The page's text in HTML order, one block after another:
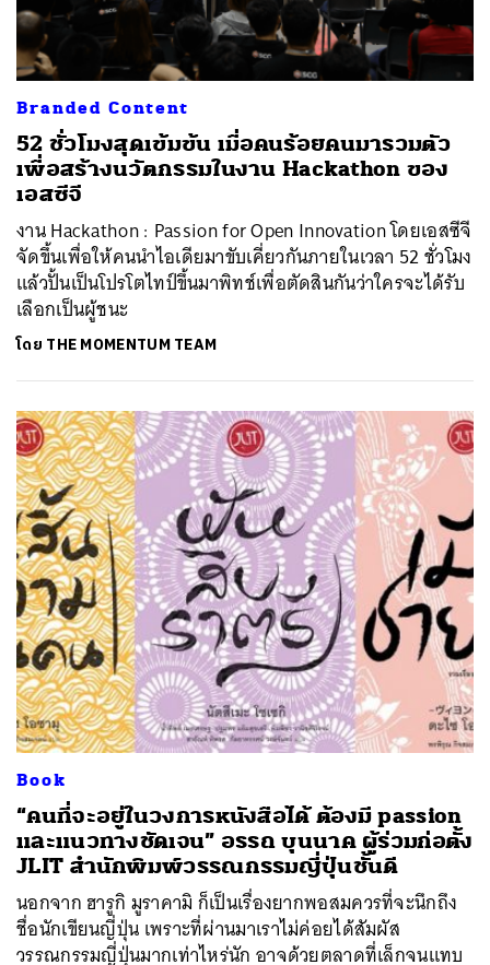
Branded Content
52 ชั่วโมงสุดเข้มข้น เมื่อคนร้อยคนมารวมตัว
เพื่อสร้างนวัตกรรมในงาน Hackathon ของ
เอสซีจี
งาน Hackathon : Passion for Open Innovation โดยเอสซีจี
จัดขึ้นเพื่อให้คนนำไอเดียมาขับเคี่ยวกันภายในเวลา 52 ชั่วโมง
แล้วปั้นเป็นโปรโตไทป์ขึ้นมาพิทช์เพื่อตัดสินกันว่าใครจะได้รับ
เลือกเป็นผู้ชนะ
โดย THE MOMENTUM TEAM
Book
“คนที่จะอยู่ในวงการหนังสือได้ ต้องมี passion
และแนวทางชัดเจน” อรรถ บุนนาค ผู้ร่วมก่อตั้ง
JLIT สำนักพิมพ์วรรณกรรมญี่ปุ่นชั้นดี
นอกจาก ฮารูกิ มูราคามิ ก็เป็นเรื่องยากพอสมควรที่จะนึกถึง
ชื่อนักเขียนญี่ปุ่น เพราะที่ผ่านมาเราไม่ค่อยได้สัมผัส
วรรณกรรมญี่ปุ่นมากเท่าไหร่นัก อาจด้วยตลาดที่เล็กจนแทบ
ค้นหา
SHARE TWEET LINE EMAIL